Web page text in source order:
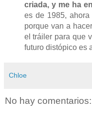
criada, y me ha
es de 1985,
porque van a
el tráiler para que
futuro distópico es
Chloe
No hay comentarios: